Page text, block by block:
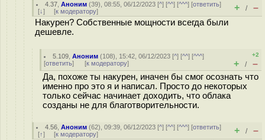
4.37 ,Аноним (39), 08:55, 06/12/2023 [^] [^^] [^^^] [ответить]
[↓] [к модератору] + / –
Накурен? Собственные мощности всегда были
дешевле.
5.109 ,Аноним (108), 15:42, 06/12/2023 [^] [^^] [^^^]
[ответить] [к модератору]
+2
+ / –
Да, похоже ты накурен, иначен бы смог осознать что
именно про это я и написал. Просто до некоторых
только сейчас начинает доходить, что облака
созданы не для благотворительности.
4.56 ,Аноним (62), 09:39, 06/12/2023 [^] [^^] [^^^] [ответить]
[↑] [к модератору] + / –